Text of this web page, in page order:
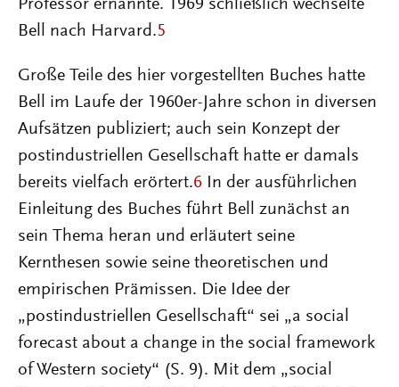
Professor ernannte. 1969 schließlich wechselte
Bell nach Harvard.5
Große Teile des hier vorgestellten Buches hatte
Bell im Laufe der 1960er-Jahre schon in diversen
Aufsätzen publiziert; auch sein Konzept der
postindustriellen Gesellschaft hatte er damals
bereits vielfach erörtert.6 In der ausführlichen
Einleitung des Buches führt Bell zunächst an
sein Thema heran und erläutert seine
Kernthesen sowie seine theoretischen und
empirischen Prämissen. Die Idee der
„postindustriellen Gesellschaft“ sei „a social
forecast about a change in the social framework
of Western society“ (S. 9). Mit dem „social